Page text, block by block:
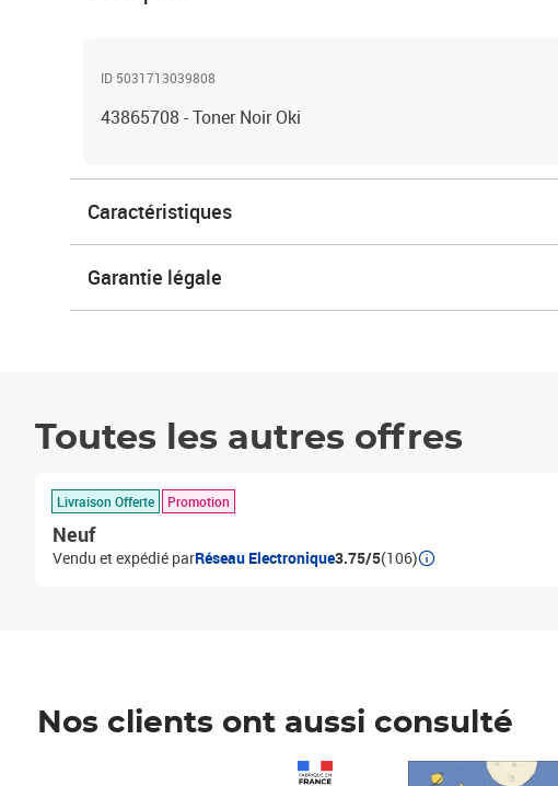
ID 5031713039808
43865708 - Toner Noir Oki
Caractéristiques
Garantie légale
Toutes les autres offres
Livraison Offerte Promotion
Neuf
Vendu et expédié parRéseau Electronique3.75/5(106)
Nos clients ont aussi consulté
Prix 6,25€ HT